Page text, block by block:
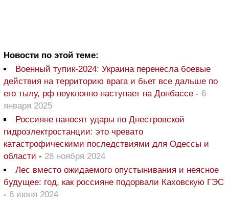
Новости по этой теме:
Военный тупик-2024: Украина перенесла боевые
действия на территорию врага и бьет все дальше по
его тылу, рф неуклонно наступает на Донбассе - 6
января 2025
Россияне наносят удары по Днестровской
гидроэлектростанции: это чревато
катастрофическими последствиями для Одессы и
области - 28 ноября 2024
Лес вместо ожидаемого опустынивания и неясное
будущее: год, как россияне подорвали Каховскую ГЭС
- 6 июня 2024